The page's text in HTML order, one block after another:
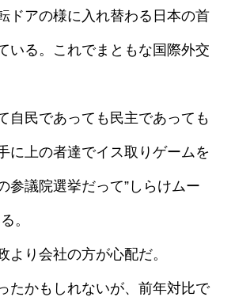
ドアの様に入れ替わる日本の首
いる。これでまともな国際外交
自民であっても民主であっても
に上の者達でイス取りゲームを
参議院選挙だって”しらけムー
。
より会社の方が心配だ。
たかもしれないが、前年対比で